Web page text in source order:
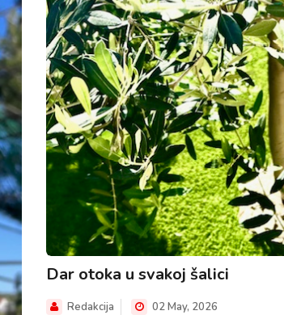
Dar otoka u svakoj šalici
Redakcija 02 May, 2026